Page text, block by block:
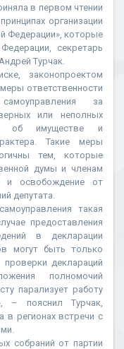
в первом чтении
организации
Федерации», которые
секретарь
Турчак.
законопроектом
ответственности
за
или неполных
об имуществе и
Такие меры
тем, которые
думы и членам
и освобождение от
депутата.
такая
предоставления
в декларации
могут быть только
деклараций
полномочий
парализует работу
– пояснил Турчак,
в регионах встречи с
собраний от партии